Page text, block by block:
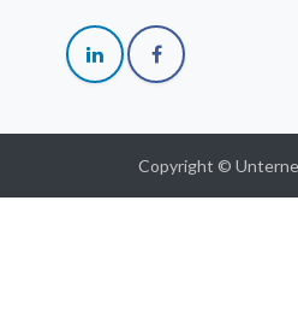
Copyright ©